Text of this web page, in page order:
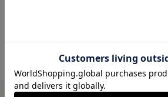
1934REI'S GALLERY の作品一覧